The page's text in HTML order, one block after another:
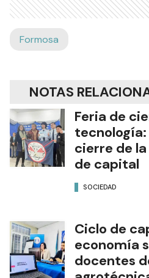
Formosa
NOTAS
Feria de
cierre de
de capital
SOCIEDAD
Ciclo de
economía
docentes